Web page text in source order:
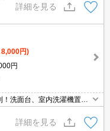
詳細を見る
8,000円)
円
洗面台、室内洗濯機置き
詳細を見る